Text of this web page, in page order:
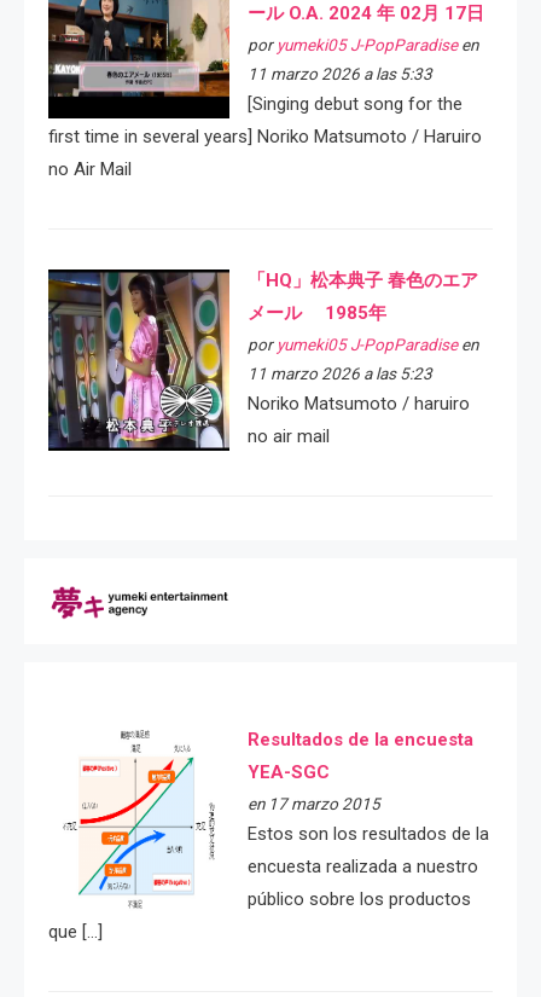
ール O.A. 2024 年 02月 17日
por yumeki05 J-PopParadiseen
11 marzo 2026 a las 5:33
[Singing debut song for the
first time in several years] Noriko Matsumoto / Haruiro
no Air Mail
「HQ」松本典子 春色のエア
メール 1985年
por yumeki05 J-PopParadiseen
11 marzo 2026 a las 5:23
Noriko Matsumoto / haruiro
no air mail
Resultados de la encuesta
YEA-SGC
en 17 marzo 2015
Estos son los resultados de la
encuesta realizada a nuestro
público sobre los productos
que […]